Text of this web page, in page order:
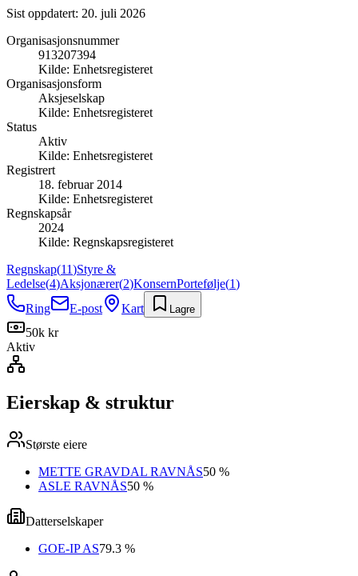
Sist oppdatert: 20. juli 2026
Organisasjonsnummer
913207394
Kilde: Enhetsregisteret
Organisasjonsform
Aksjeselskap
Kilde: Enhetsregisteret
Status
Aktiv
Kilde: Enhetsregisteret
Registrert
18. februar 2014
Kilde: Enhetsregisteret
Regnskapsår
2024
Kilde: Regnskapsregisteret
Regnskap(11)Styre &
Ledelse(4)Aksjonærer(2)KonsernPortefølje(1)
Ring
E-post Kart Lagre
50k kr
Aktiv
Eierskap & struktur
Største eiere
METTE GRAVDAL RAVNÅS50 %
ASLE RAVNÅS50 %
Datterselskaper
GOE-IP AS79.3 %